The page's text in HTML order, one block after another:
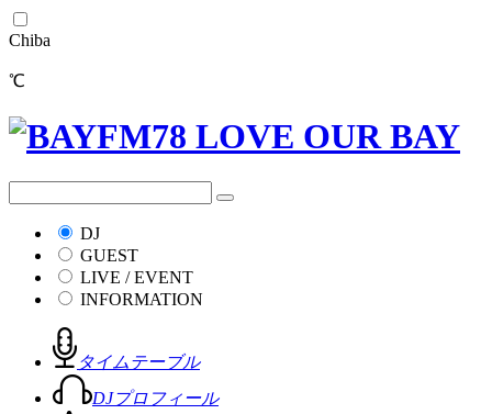
Chiba
℃
DJ
GUEST
LIVE / EVENT
INFORMATION
タイムテーブル
DJプロフィール